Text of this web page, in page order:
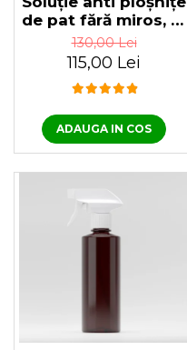
de pat fără miros, K-
OTHRINE SC 25 Flow
100 ml
130,00 Lei
115,00 Lei
ADAUGA IN COS